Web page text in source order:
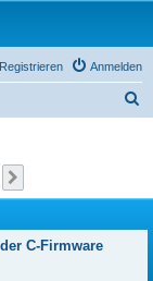
Anmelden
Registrieren
e
C-Firmware